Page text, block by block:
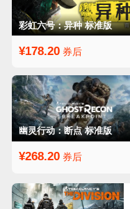
彩虹六号：异种 标准版
¥178.20券后
幽灵行动：断点 标准版
¥268.20券后